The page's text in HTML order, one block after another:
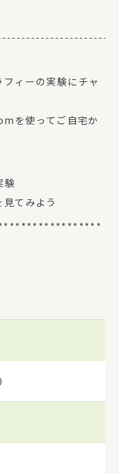
ィーの実験にチャ
を使ってご自宅か
験
みよう